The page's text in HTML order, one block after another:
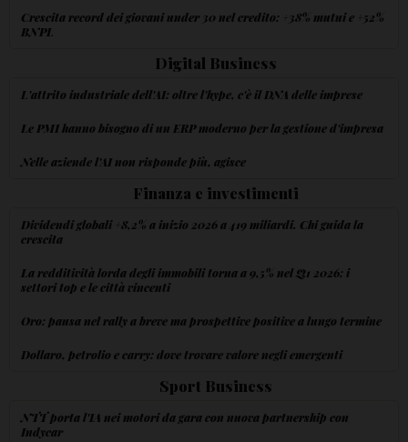
Crescita record dei giovani under 30 nel credito: +38% mutui e +52%
BNPL
Digital Business
L'attrito industriale dell'AI: oltre l'hype, c'è il DNA delle imprese
Le PMI hanno bisogno di un ERP moderno per la gestione d'impresa
Nelle aziende l'AI non risponde più, agisce
Finanza e investimenti
Dividendi globali +8,2% a inizio 2026 a 419 miliardi. Chi guida la
crescita
La redditività lorda degli immobili torna a 9,5% nel Q1 2026: i
settori top e le città vincenti
Oro: pausa nel rally a breve ma prospettive positive a lungo termine
Dollaro, petrolio e carry: dove trovare valore negli emergenti
Sport Business
NTT porta l'IA nei motori da gara con nuova partnership con
Indycar